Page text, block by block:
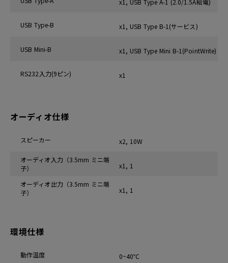
USB Type-B x1, USB Type B-1(サービス)
USB Mini-B x1, USB Type Mini B-1(PointWrite)
RS232入力(9ピン) x1
オーディオ仕様
スピーカー x2, 10W
オーディオ入力（3.5mm ミニ端
子）
x1, 1
オーディオ出力（3.5mm ミニ端
子）
x1, 1
環境仕様
動作温度 0~40℃